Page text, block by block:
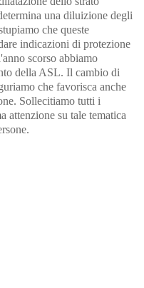
una diluizione degli
che queste
indicazioni di protezione
scorso abbiamo
della ASL. Il cambio di
che favorisca anche
Sollecitiamo tutti i
attenzione su tale tematica